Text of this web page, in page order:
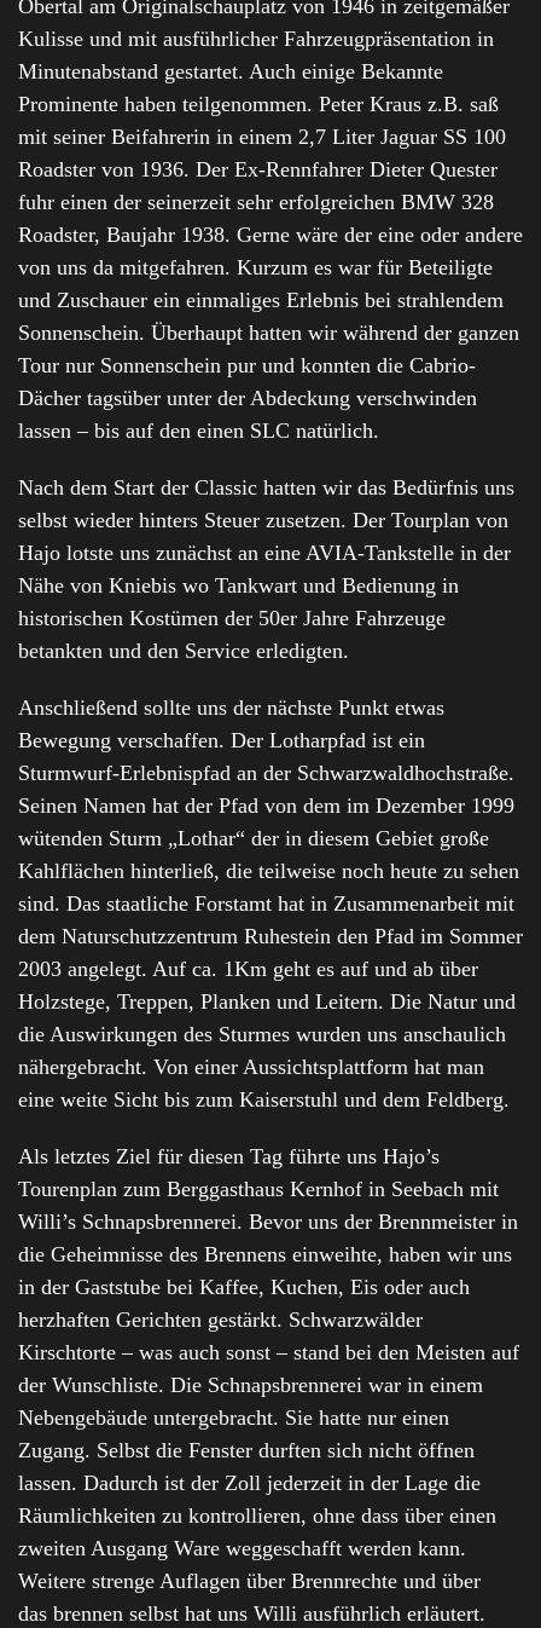
Obertal am Originalschauplatz von 1946 in zeitgemäßer
Kulisse und mit ausführlicher Fahrzeugpräsentation in
Minutenabstand gestartet. Auch einige Bekannte
Prominente haben teilgenommen. Peter Kraus z.B. saß
mit seiner Beifahrerin in einem 2,7 Liter Jaguar SS 100
Roadster von 1936. Der Ex-Rennfahrer Dieter Quester
fuhr einen der seinerzeit sehr erfolgreichen BMW 328
Roadster, Baujahr 1938. Gerne wäre der eine oder andere
von uns da mitgefahren. Kurzum es war für Beteiligte
und Zuschauer ein einmaliges Erlebnis bei strahlendem
Sonnenschein. Überhaupt hatten wir während der ganzen
Tour nur Sonnenschein pur und konnten die Cabrio-
Dächer tagsüber unter der Abdeckung verschwinden
lassen – bis auf den einen SLC natürlich.
Nach dem Start der Classic hatten wir das Bedürfnis uns
selbst wieder hinters Steuer zusetzen. Der Tourplan von
Hajo lotste uns zunächst an eine AVIA-Tankstelle in der
Nähe von Kniebis wo Tankwart und Bedienung in
historischen Kostümen der 50er Jahre Fahrzeuge
betankten und den Service erledigten.
Anschließend sollte uns der nächste Punkt etwas
Bewegung verschaffen. Der Lotharpfad ist ein
Sturmwurf-Erlebnispfad an der Schwarzwaldhochstraße.
Seinen Namen hat der Pfad von dem im Dezember 1999
wütenden Sturm „Lothar“ der in diesem Gebiet große
Kahlflächen hinterließ, die teilweise noch heute zu sehen
sind. Das staatliche Forstamt hat in Zusammenarbeit mit
dem Naturschutzzentrum Ruhestein den Pfad im Sommer
2003 angelegt. Auf ca. 1Km geht es auf und ab über
Holzstege, Treppen, Planken und Leitern. Die Natur und
die Auswirkungen des Sturmes wurden uns anschaulich
nähergebracht. Von einer Aussichtsplattform hat man
eine weite Sicht bis zum Kaiserstuhl und dem Feldberg.
Als letztes Ziel für diesen Tag führte uns Hajo’s
Tourenplan zum Berggasthaus Kernhof in Seebach mit
Willi’s Schnapsbrennerei. Bevor uns der Brennmeister in
die Geheimnisse des Brennens einweihte, haben wir uns
in der Gaststube bei Kaffee, Kuchen, Eis oder auch
herzhaften Gerichten gestärkt. Schwarzwälder
Kirschtorte – was auch sonst – stand bei den Meisten auf
der Wunschliste. Die Schnapsbrennerei war in einem
Nebengebäude untergebracht. Sie hatte nur einen
Zugang. Selbst die Fenster durften sich nicht öffnen
lassen. Dadurch ist der Zoll jederzeit in der Lage die
Räumlichkeiten zu kontrollieren, ohne dass über einen
zweiten Ausgang Ware weggeschafft werden kann.
Weitere strenge Auflagen über Brennrechte und über
das brennen selbst hat uns Willi ausführlich erläutert.